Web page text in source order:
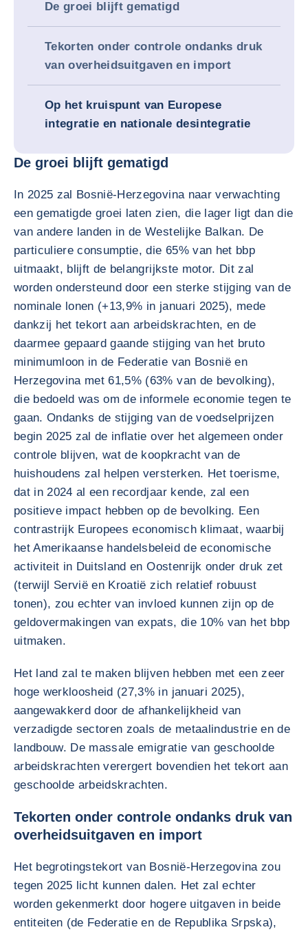
De groei blijft gematigd
Tekorten onder controle ondanks druk
van overheidsuitgaven en import
Op het kruispunt van Europese
integratie en nationale desintegratie
De groei blijft gematigd
In 2025 zal Bosnië-Herzegovina naar verwachting
een gematigde groei laten zien, die lager ligt dan die
van andere landen in de Westelijke Balkan. De
particuliere consumptie, die 65% van het bbp
uitmaakt, blijft de belangrijkste motor. Dit zal
worden ondersteund door een sterke stijging van de
nominale lonen (+13,9% in januari 2025), mede
dankzij het tekort aan arbeidskrachten, en de
daarmee gepaard gaande stijging van het bruto
minimumloon in de Federatie van Bosnië en
Herzegovina met 61,5% (63% van de bevolking),
die bedoeld was om de informele economie tegen te
gaan. Ondanks de stijging van de voedselprijzen
begin 2025 zal de inflatie over het algemeen onder
controle blijven, wat de koopkracht van de
huishoudens zal helpen versterken. Het toerisme,
dat in 2024 al een recordjaar kende, zal een
positieve impact hebben op de bevolking. Een
contrastrijk Europees economisch klimaat, waarbij
het Amerikaanse handelsbeleid de economische
activiteit in Duitsland en Oostenrijk onder druk zet
(terwijl Servië en Kroatië zich relatief robuust
tonen), zou echter van invloed kunnen zijn op de
geldovermakingen van expats, die 10% van het bbp
uitmaken.
Het land zal te maken blijven hebben met een zeer
hoge werkloosheid (27,3% in januari 2025),
aangewakkerd door de afhankelijkheid van
verzadigde sectoren zoals de metaalindustrie en de
landbouw. De massale emigratie van geschoolde
arbeidskrachten verergert bovendien het tekort aan
geschoolde arbeidskrachten.
Tekorten onder controle ondanks druk van
overheidsuitgaven en import
Het begrotingstekort van Bosnië-Herzegovina zou
tegen 2025 licht kunnen dalen. Het zal echter
worden gekenmerkt door hogere uitgaven in beide
entiteiten (de Federatie en de Republika Srpska),